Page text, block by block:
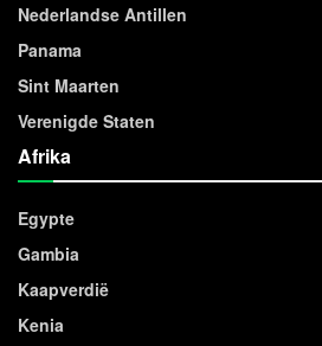
Nederlandse Antillen
Panama
Sint Maarten
Verenigde Staten
Afrika
Egypte
Gambia
Kaapverdië
Kenia